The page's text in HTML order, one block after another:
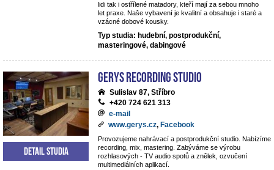
lidi tak i ostřílené matadory, kteří mají za sebou mnoho
let praxe. Naše vybavení je kvalitní a obsahuje i staré a
vzácné dobové kousky.
Typ studia: hudební, postprodukční,
masteringové, dabingové
Gerys Recording Studio
Sulislav 87, Stříbro
+420 724 621 313
e-mail
www.gerys.cz, Facebook
Provozujeme nahrávací a postprodukční studio. Nabízíme
recording, mix, mastering. Zabýváme se výrobu
rozhlasových - TV audio spotů a znělek, ozvučení
multimediálních aplikací.
Detail studia